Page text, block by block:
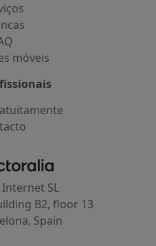
móveis
Doctoralia - Homepage
SL
B2, floor 13
Spain